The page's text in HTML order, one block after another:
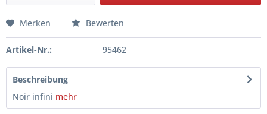
Merken Bewerten
Artikel-Nr.: 95462
Beschreibung
Noir infini mehr